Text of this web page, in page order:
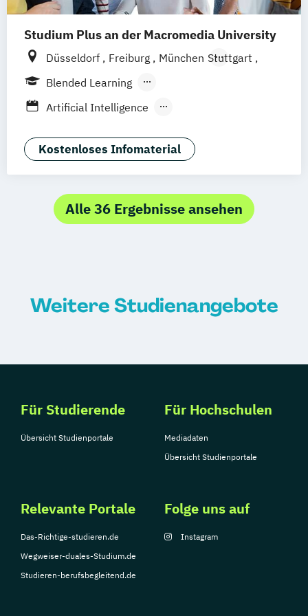
Studium Plus an der Macromedia University
Düsseldorf Freiburg München Stuttgart
Berlin
Frankfurt am Main
Blended Learning
Berufsbegleitendes Präsenzstudium
Artificial Intelligence
Medien- und Kommunikationsmanagement
Kostenloses Infomaterial
Alle 36 Ergebnisse ansehen
Weitere Studienangebote
Für Studierende
Übersicht Studienportale
Für Hochschulen
Mediadaten
Übersicht Studienportale
Relevante Portale
Das-Richtige-studieren.de
Wegweiser-duales-Studium.de
Studieren-berufsbegleitend.de
Folge uns auf
Instagram